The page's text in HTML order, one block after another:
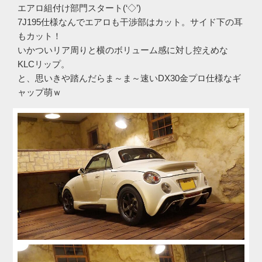
エアロ組付け部門スタート(‘◇’)ゞ
7J195仕様なんでエアロも干渉部はカット。サイド下の耳
もカット！
いかついリア周りと横のボリューム感に対し控えめな
KLCリップ。
と、思いきや踏んだらま～ま～速いDX30金プロ仕様なギ
ャップ萌ｗ